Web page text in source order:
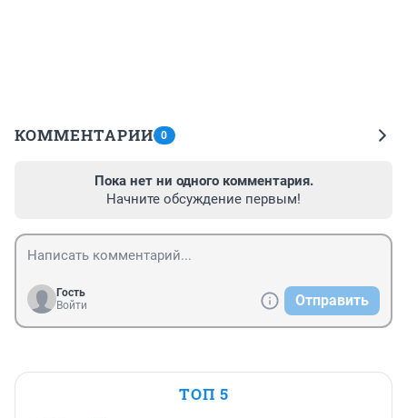
КОММЕНТАРИИ 0
Пока нет ни одного комментария.
Начните обсуждение первым!
Гость
Войти
Отправить
ТОП 5